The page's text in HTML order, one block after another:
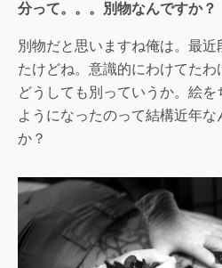
分って。。。別物なんですか？
別物だと思いますね俺は。最
たけどね。意識的にわけてたわ
どうしても別っていうか。絵を
ようになったのって結構近年
か？